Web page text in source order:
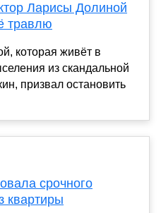
Ларисы Долиной
травлю
которая живёт в
из скандальной
призвал остановить
срочного
квартиры